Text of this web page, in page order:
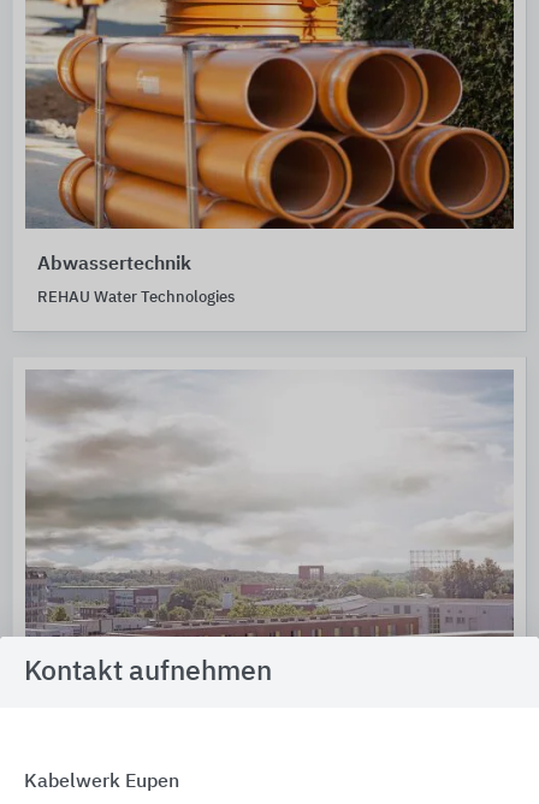
Abwassertechnik
REHAU Water Technologies
Kontakt aufnehmen
Kabelwerk Eupen